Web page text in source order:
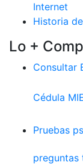
Internet
Historia
Lo +
Consultar
Cédula
Pruebas
preguntas